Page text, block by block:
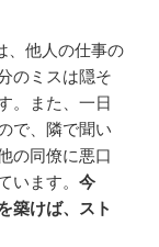
、他人の仕事の
のミスは隠そ
。また、一日
で、隣で聞い
の同僚に悪口
います。 今
築けば、スト